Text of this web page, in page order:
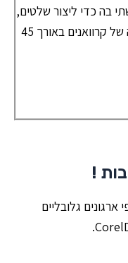
בה כדי ליצור שלטים,
באנרים, חולצות טריקו ואפילו גרפיקה של קרוואנים באורך 45
!
גלובליים